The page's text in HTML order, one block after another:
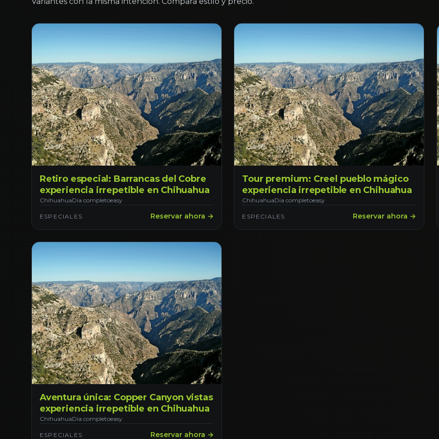
Retiro especial: Barrancas del Cobre
experiencia irrepetible en Chihuahua
ChihuahuaDía completoeasy
ESPECIALES Reservar ahora →
Tour premium: Creel pueblo mágico
experiencia irrepetible en Chihuahua
ChihuahuaDía completoeasy
ESPECIALES Reservar ahora →
Aventura única: Copper Canyon vistas
experiencia irrepetible en Chihuahua
ChihuahuaDía completoeasy
ESPECIALES Reservar ahora →